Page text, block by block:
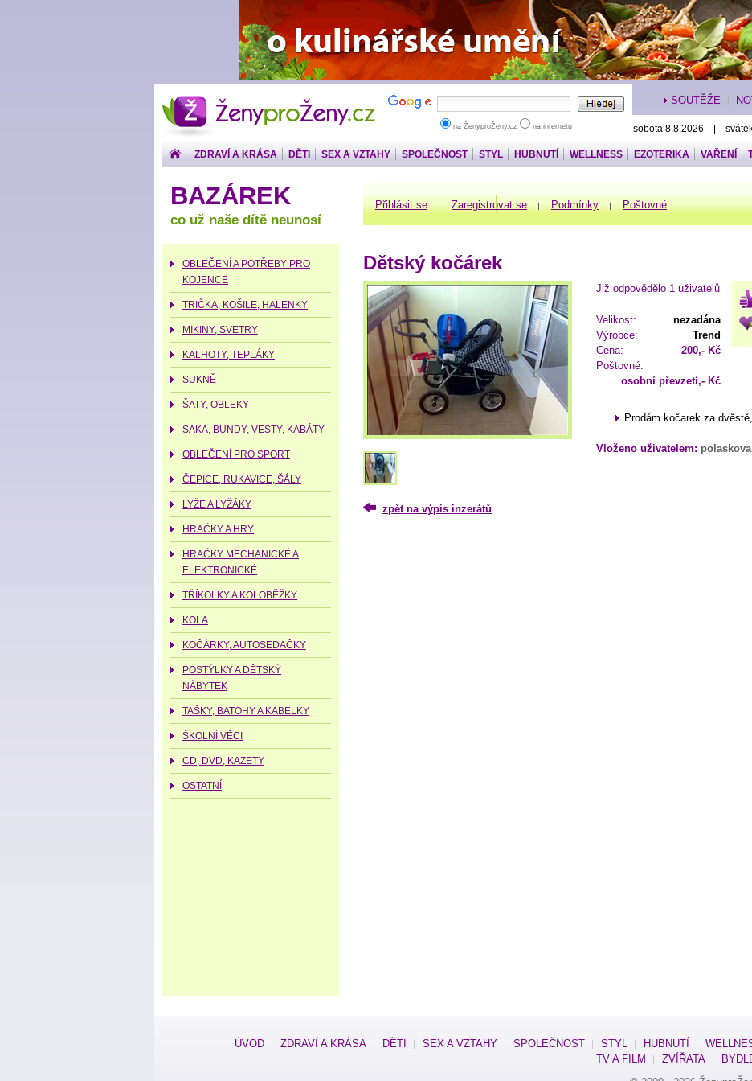
ŽenyproŽeny.cz
na ŽenyproŽeny.cz na internetu
SOUTĚŽE
sobota 8.8.2026 | svátek
ZDRAVÍ A KRÁSA DĚTI SEX A VZTAHY SPOLEČNOST STYL HUBNUTÍ WELLNESS EZOTERIKA VAŘENÍ
Přihlásit se Zaregistrovat se Podmínky Poštovné
Dětský kočárek
zpět na výpis inzerátů
Již odpovědělo 1 uživatelů
Velikost:
nezadána
Výrobce:
Trend
Cena:
200,- Kč
Poštovné:
osobní převzetí,- Kč
Prodám kočarek za
Vloženo uživatelem:
BAZÁREK
co už naše dítě neunosí
OBLEČENÍ A POTŘEBY PRO
KOJENCE
TRIČKA, KOŠILE, HALENKY
MIKINY, SVETRY
KALHOTY, TEPLÁKY
SUKNĚ
ŠATY, OBLEKY
SAKA, BUNDY, VESTY, KABÁTY
OBLEČENÍ PRO SPORT
ČEPICE, RUKAVICE, ŠÁLY
LYŽE A LYŽÁKY
HRAČKY A HRY
HRAČKY MECHANICKÉ A
ELEKTRONICKÉ
TŘÍKOLKY A KOLOBĚŽKY
KOLA
KOČÁRKY, AUTOSEDAČKY
POSTÝLKY A DĚTSKÝ
NÁBYTEK
TAŠKY, BATOHY A KABELKY
ŠKOLNÍ VĚCI
CD, DVD, KAZETY
OSTATNÍ
ÚVOD ZDRAVÍ A KRÁSA DĚTI SEX A VZTAHY SPOLEČNOST STYL HUBNUTÍ
TV A FILM
ZVÍŘATA